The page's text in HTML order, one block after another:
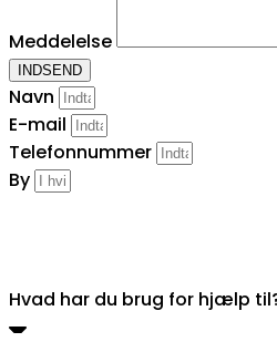
Meddelelse
INDSEND
Navn
E-mail
Telefonnummer
By
Hvad har du brug for hjælp